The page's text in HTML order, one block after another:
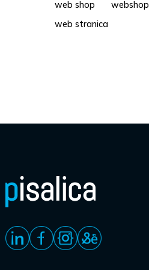
web shop
webshop
web stranica